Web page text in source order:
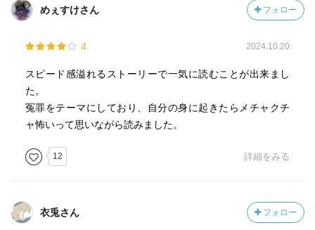
めぇすけさん フォロー
4 2024.10.20
スピード感溢れるストーリーで一気に読むことが出来まし
た。
冤罪をテーマにしており、自分の身に起きたらメチャクチ
ャ怖いって思いながら読みました。
12 詳細をみる
衣兎さん フォロー